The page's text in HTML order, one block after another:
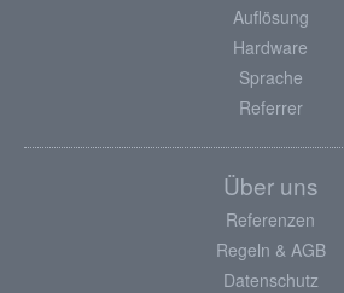
Auflösung
Hardware
Sprache
Referrer
Über uns
Referenzen
Regeln & AGB
Datenschutz